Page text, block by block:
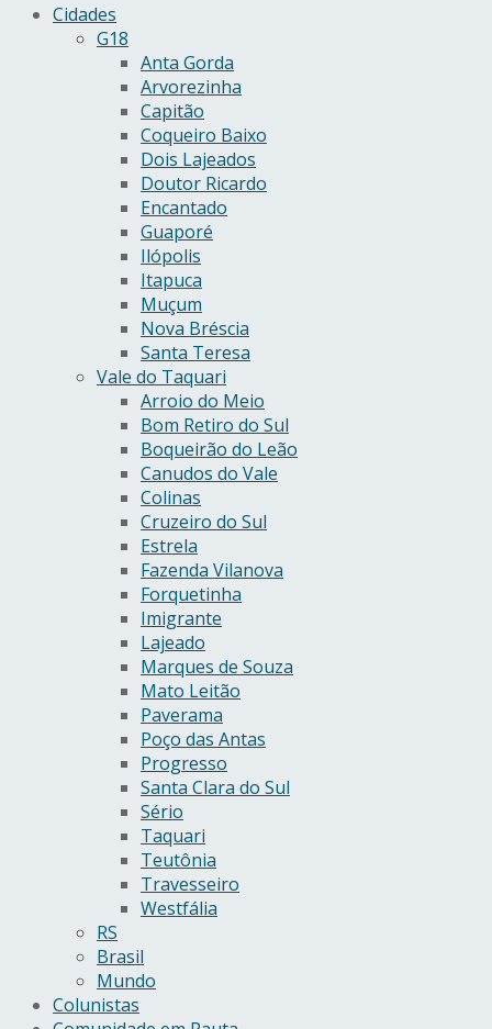
Cidades
G18
Anta Gorda
Arvorezinha
Capitão
Coqueiro Baixo
Dois Lajeados
Doutor Ricardo
Encantado
Guaporé
Ilópolis
Itapuca
Muçum
Nova Bréscia
Santa Teresa
Vale do Taquari
Arroio do Meio
Bom Retiro do Sul
Boqueirão do Leão
Canudos do Vale
Colinas
Cruzeiro do Sul
Estrela
Fazenda Vilanova
Forquetinha
Imigrante
Lajeado
Marques de Souza
Mato Leitão
Paverama
Poço das Antas
Progresso
Santa Clara do Sul
Sério
Taquari
Teutônia
Travesseiro
Westfália
RS
Brasil
Mundo
Colunistas